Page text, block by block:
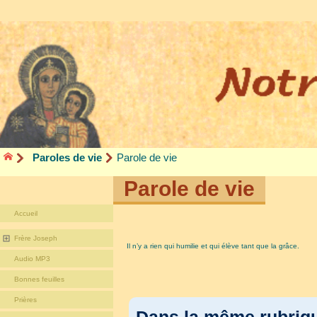
Paroles de vie Parole de vie
Parole de vie
Il n’y a rien qui humilie et qui élève tant que la grâce.
Accueil
Frère Joseph
Audio MP3
Bonnes feuilles
Prières